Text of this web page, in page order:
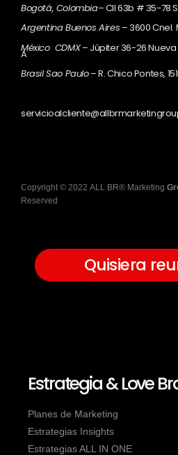
Bogotá, Colombia– Cll 63b # 35-78
Argentina Buenos Aires – 3600 Cnel.
México CDMX– Júpiter 36-26 Nueva
A
Brasil Sao Paulo– R. Chico Pontes,
Copyright © 2022 ALL BR® Marketing
Reserved
Quisiera
Estrategia & Love
Planes de Marketing
Estrategias Insights
Estrategias ALL IN ONE